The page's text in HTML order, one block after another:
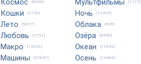
Космос (6006)
Кошки (7730)
Лето (9677)
Любовь (1791)
Макро (12626)
Машины (37847)
Мультфильмы (1177)
Ночь (12410)
Облака (945)
Озёра (6990)
Океан (13542)
Осень (14466)